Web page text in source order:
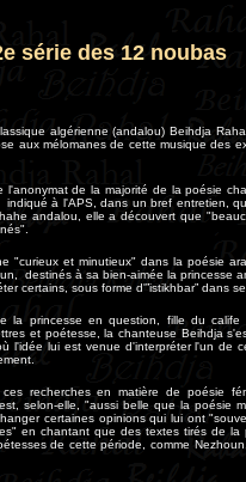
série des 12 noubas
algérienne (andalou) Beihdja
aux mélomanes de cette musique des
l'anonymat de la majorité de la poésie
à l'APS, dans un bref entretien,
andalou, elle a découvert que
"curieux et minutieux" dans la poésie
destinés à sa bien-aimée la princesse
certains, sous forme d'”istikhbar” dans
la princesse en question, fille du calife
et poétesse, la chanteuse Beihdja
l'idée lui est venue d'interpréter l'un de
recherches en matière de poésie
selon-elle, "aussi belle que la poésie
certaines opinions qui lui ont
en chantant que des textes tirés de la
de cette période, comme